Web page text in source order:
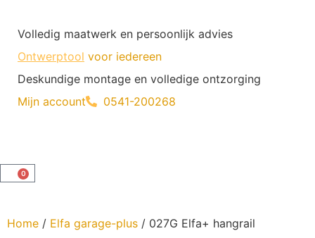
Volledig maatwerk en persoonlijk advies
Ontwerptool voor iedereen
Deskundige montage en volledige ontzorging
Mijn account
0541-200268
0
Home / Elfa garage-plus / 027G Elfa+ hangrail